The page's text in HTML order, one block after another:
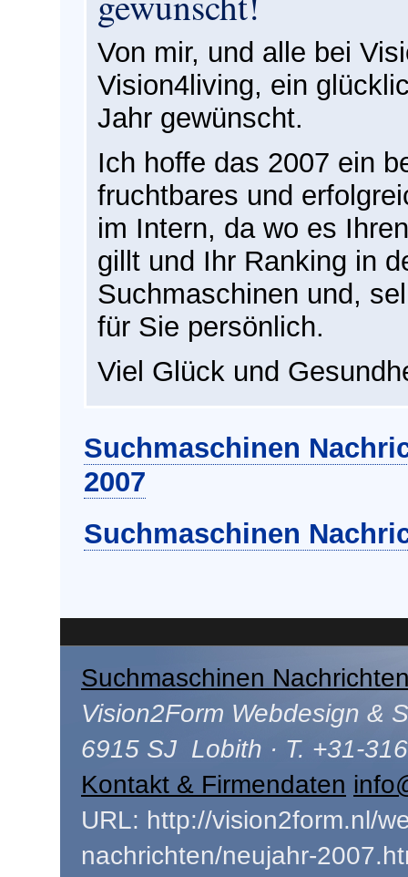
Von mir, und alle bei
Vision4living, ein
Jahr gewünscht.
Ich hoffe das 2007 ein
fruchtbares und
im Intern, da wo es
gillt und Ihr Ranking in
Suchmaschinen und,
für Sie persönlich.
Viel Glück und
Suchmaschinen
2007
Suchmaschinen
Suchmaschinen
Vision2Form Webdesign &
6915 SJ Lobith · T. +31-
Kontakt & Firmendaten
URL: http://vision2form.nl/
nachrichten/neujahr-